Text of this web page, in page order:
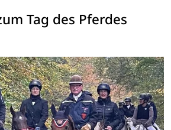
Tag des Pferdes